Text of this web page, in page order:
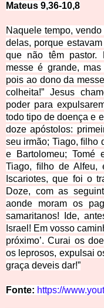
Mateus 9,36-10,8
Naquele tempo,
delas, porque
que não têm pastor.
messe é grande,
pois ao dono da
colheita!” Jesus
poder para
todo tipo de doença e
doze apóstolos:
seu irmão; Tiago, ﬁlho
e Bartolomeu; Tomé
Tiago, ﬁlho de Alfeu,
Iscariotes, que foi o
Doze, com as
aonde moram os
samaritanos! Ide,
Israel! Em vosso
próximo’. Curai os
os leprosos, expulsai
graça deveis dar!”
Fonte: https://